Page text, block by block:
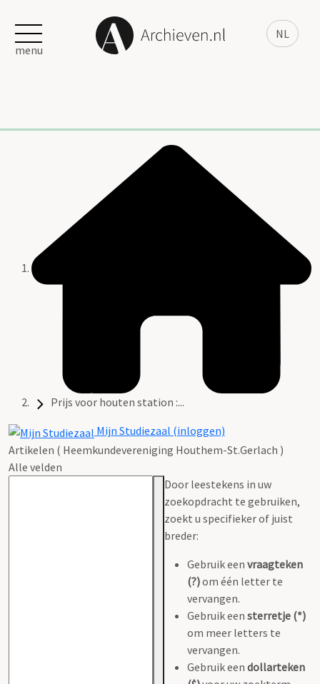
NL
menu
Prijs voor houten station :...
Mijn Studiezaal (inloggen)
Artikelen ( Heemkundevereniging Houthem-St.Gerlach )
Alle velden
Door leestekens in uw
zoekopdracht te gebruiken,
zoekt u specifieker of juist
breder:
Gebruik een vraagteken
(?)om één letter te
vervangen.
Gebruik een sterretje (*)
om meer letters te
vervangen.
Gebruik een dollarteken